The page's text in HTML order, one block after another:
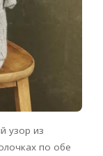
узор из
по обе